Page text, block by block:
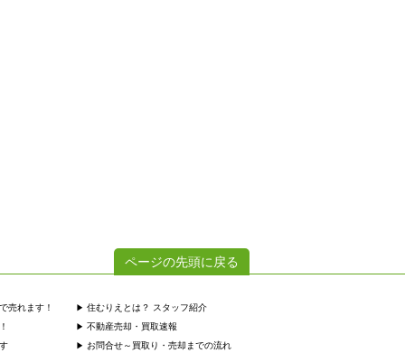
ページの先頭に戻る
売れます！
住むりえとは？ スタッフ紹介
不動産売却・買取速報
お問合せ～買取り・売却までの流れ